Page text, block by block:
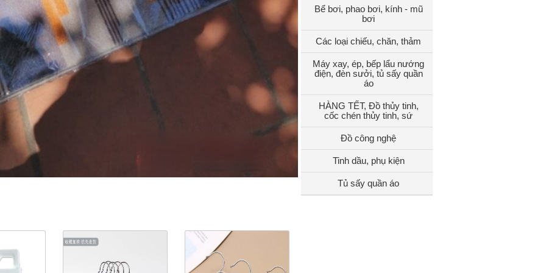
Bể bơi, phao bơi, kính - mũ
bơi
Các loại chiếu, chăn, thảm
Máy xay, ép, bếp lẩu nướng
điện, đèn sưởi, tủ sấy quần
áo
HÀNG TẾT, Đồ thủy tinh,
cốc chén thủy tinh, sứ
Đồ công nghệ
Tinh dầu, phụ kiện
Tủ sấy quần áo